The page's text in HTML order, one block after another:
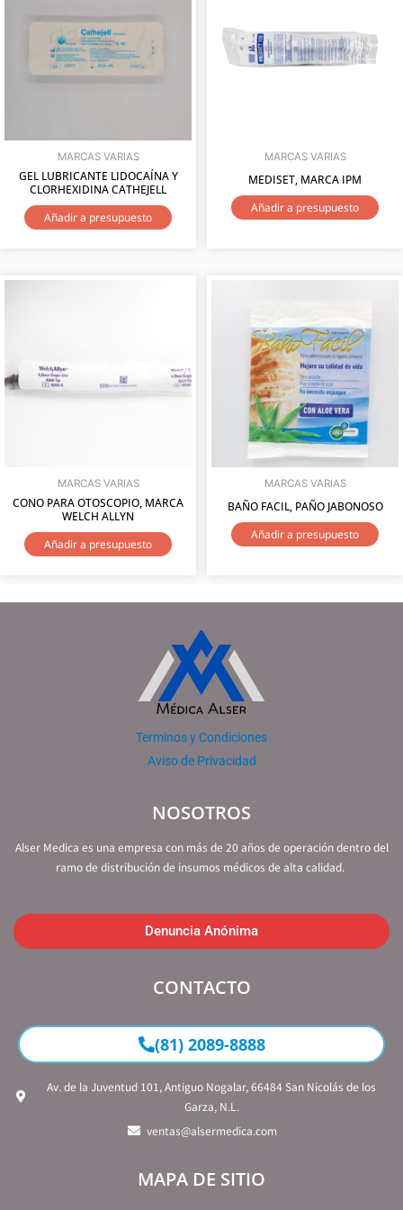
MARCAS VARIAS
GEL LUBRICANTE LIDOCAÍNA Y
CLORHEXIDINA CATHEJELL
Añadir a presupuesto
MARCAS VARIAS
MEDISET, MARCA IPM
Añadir a presupuesto
MARCAS VARIAS
CONO PARA OTOSCOPIO, MARCA
WELCH ALLYN
Añadir a presupuesto
MARCAS VARIAS
BAÑO FACIL, PAÑO JABONOSO
Añadir a presupuesto
Terminos y Condiciones
Aviso de Privacidad
NOSOTROS
Alser Medica es una empresa con más de 20 años de operación dentro del
ramo de distribución de insumos médicos de alta calidad.
Denuncia Anónima
CONTACTO
(81) 2089-8888
Av. de la Juventud 101, Antiguo Nogalar, 66484 San Nicolás de los
Garza, N.L.
ventas@alsermedica.com
MAPA DE SITIO